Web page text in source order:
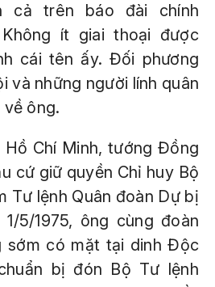
cả trên báo đài chính
ít giai thoại được
cái tên ấy. Đối phương
và những người lính quân
ông.
Hồ Chí Minh, tướng Đồng
cứ giữ quyền Chỉ huy Bộ
Tư lệnh Quân đoàn Dự bị
5/1975, ông cùng đoàn
sớm có mặt tại dinh Độc
bị đón Bộ Tư lệnh